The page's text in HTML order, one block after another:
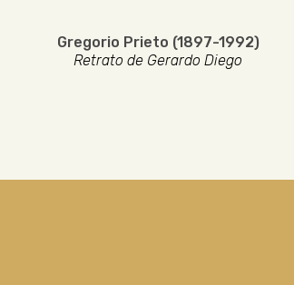
Gregorio Prieto (1897-1992)
Retrato de Gerardo Diego